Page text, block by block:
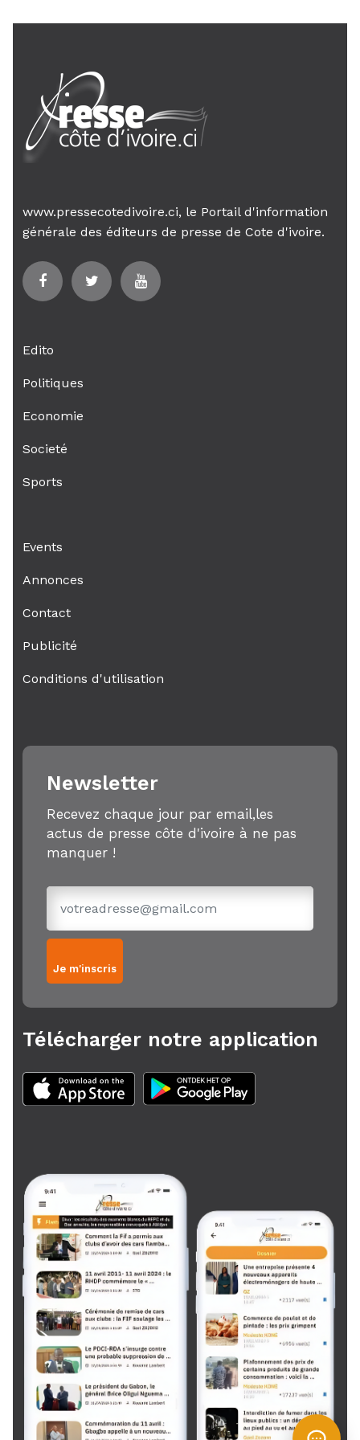
www.pressecotedivoire.ci, le Portail d'information
générale des éditeurs de presse de Cote d'ivoire.
Edito
Politiques
Economie
Societé
Sports
Events
Annonces
Contact
Publicité
Conditions d'utilisation
Newsletter
Recevez chaque jour par email,les
actus de presse côte d'ivoire à ne pas
manquer !
Je m'inscris
Télécharger notre application